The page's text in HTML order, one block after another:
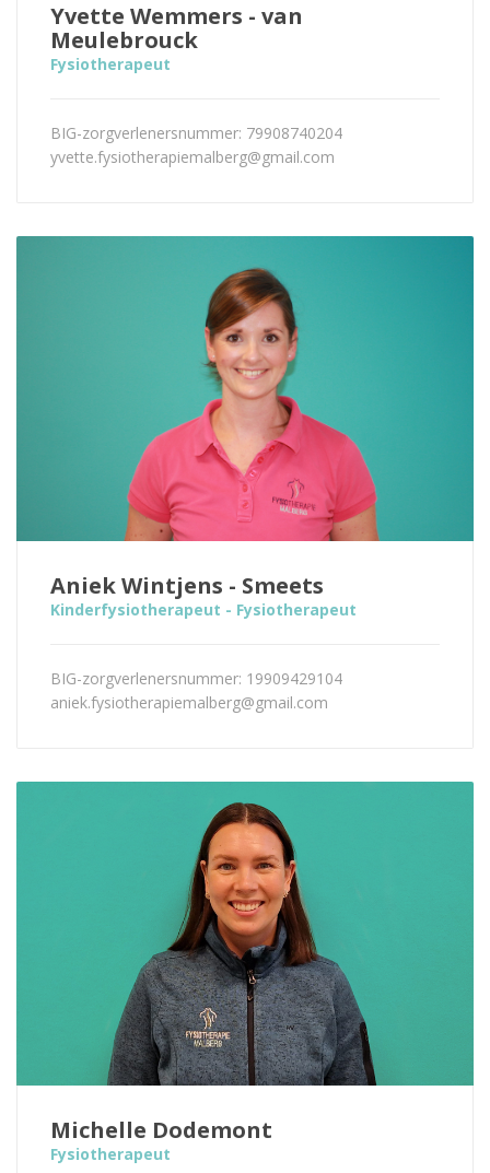
Yvette Wemmers - van
Meulebrouck
Fysiotherapeut
BIG-zorgverlenersnummer: 79908740204
yvette.fysiotherapiemalberg@gmail.com
Aniek Wintjens - Smeets
Kinderfysiotherapeut - Fysiotherapeut
BIG-zorgverlenersnummer: 19909429104
aniek.fysiotherapiemalberg@gmail.com
Michelle Dodemont
Fysiotherapeut